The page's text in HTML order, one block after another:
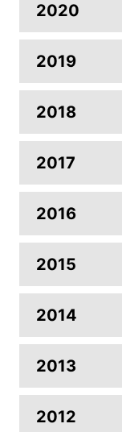
2020
2019
2018
2017
2016
2015
2014
2013
2012